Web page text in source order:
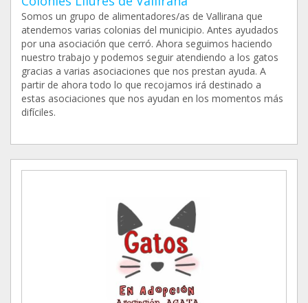
Somos un grupo de alimentadores/as de Vallirana que
atendemos varias colonias del municipio. Antes ayudados
por una asociación que cerró. Ahora seguimos haciendo
nuestro trabajo y podemos seguir atendiendo a los gatos
gracias a varias asociaciones que nos prestan ayuda. A
partir de ahora todo lo que recojamos irá destinado a
estas asociaciones que nos ayudan en los momentos más
difíciles.